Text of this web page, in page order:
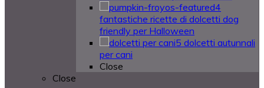
4
fantastiche ricette di dolcetti dog
friendly per Halloween
5 dolcetti autunnali
per cani
Close
Close